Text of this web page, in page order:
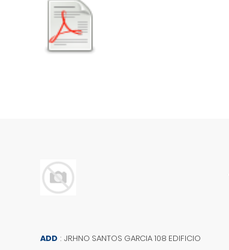
ADD : JR.HNO SANTOS GARCIA 108 EDIFICIO